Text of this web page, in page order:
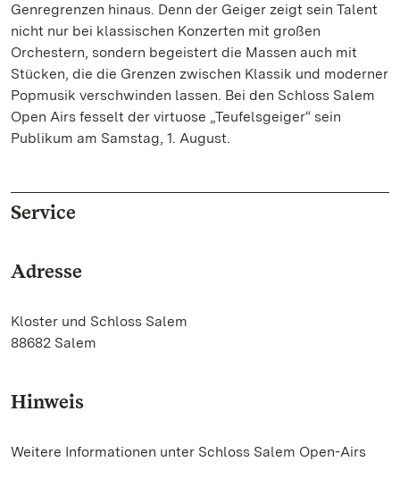
Genregrenzen hinaus. Denn der Geiger zeigt sein Talent
nicht nur bei klassischen Konzerten mit großen
Orchestern, sondern begeistert die Massen auch mit
Stücken, die die Grenzen zwischen Klassik und moderner
Popmusik verschwinden lassen. Bei den Schloss Salem
Open Airs fesselt der virtuose „Teufelsgeiger“ sein
Publikum am Samstag, 1. August.
Service
Adresse
Kloster und Schloss Salem
88682 Salem
Hinweis
Weitere Informationen unter Schloss Salem Open-Airs